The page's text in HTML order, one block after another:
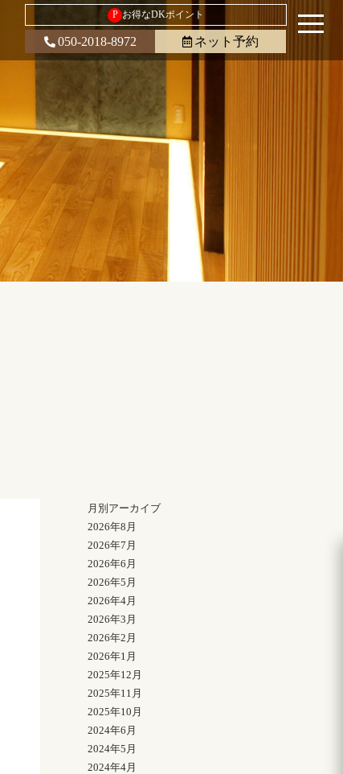
P お得なDKポイント
050-2018-8972 ネット予約
月別アーカイブ
2026年8月
2026年7月
2026年6月
2026年5月
2026年4月
2026年3月
2026年2月
2026年1月
2025年12月
2025年11月
2025年10月
2024年6月
2024年5月
2024年4月